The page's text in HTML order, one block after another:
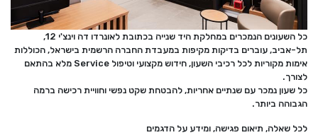
כל השעונים הנמכרים במחלקת היד שנייה בכתובת לאונרדו דה וינצ'י 12,
תל-אביב, עוברים בדיקות מקיפות במעבדת החברה הרשמית בישראל, הכוללות
אימות מקוריות לכל רכיבי השעון, חידוש מקצועי וטיפול Service מלא בהתאם
לצורך.
כל שעון נמכר עם שנתיים אחריות, להבטחת שקט נפשי וחוויית רכישה ברמה
הגבוהה ביותר.
לכל שאלה, תיאום פגישה, ומידע על הדגמים